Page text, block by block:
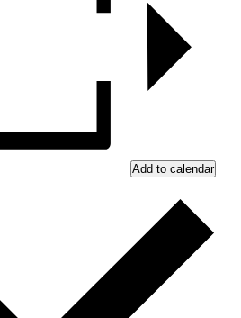
Add to calendar